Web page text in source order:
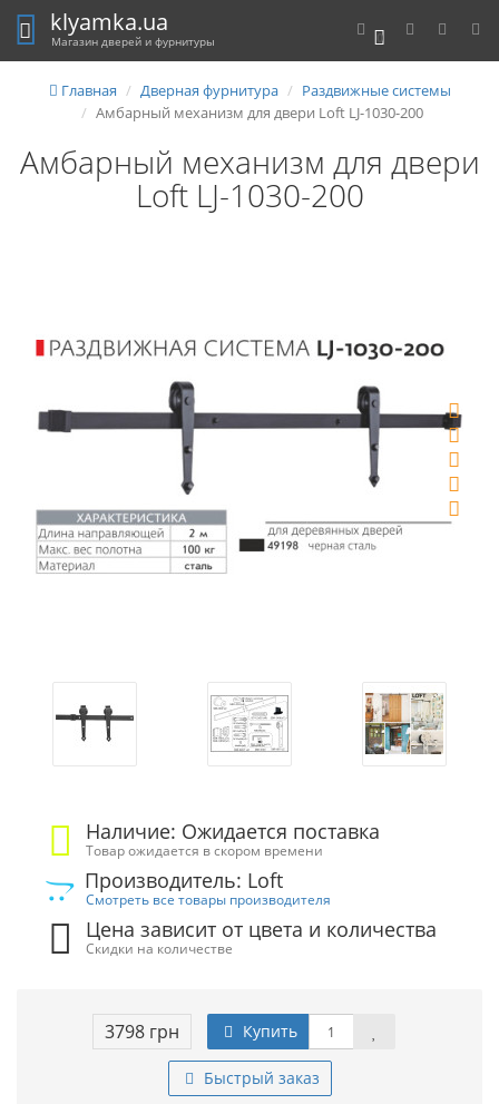
0
klyamka.ua
Магазин дверей и фурнитуры
Главная Дверная фурнитура
Раздвижные системы
Амбарный механизм для двери Loft LJ-1030-200
Амбарный механизм для двери
Loft LJ-1030-200
Наличие: Ожидается поставка
Товар ожидается в скором времени
Производитель: Loft
Смотреть все товары производителя
Цена зависит от цвета и количества
Скидки на количестве
3798 грн Купить
Быстрый заказ